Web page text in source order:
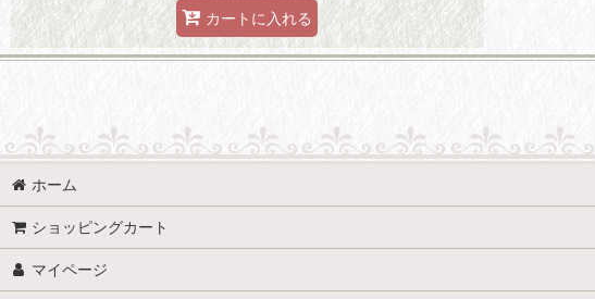
カートに入れる
台湾産
岡山県産
島根県産
愛媛県産
ホーム
ショッピングカート
マイページ